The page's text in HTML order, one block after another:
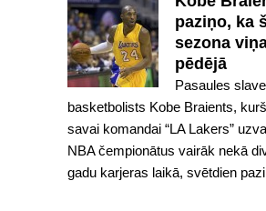
paziņo, ka
sezona
pēdējā
Pasaules
basketbolists Kobe Braients,
savai komandai “LA Lakers”
NBA čempionātus vairāk nekā
gadu karjeras laikā, svētdien